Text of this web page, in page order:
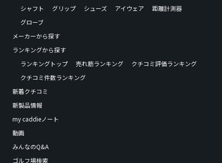
シャフト
グリップ シューズ アイウェア
距離計測器
グローブ
メーカーから探す
ランキングから探す
ランキングトップ
売れ筋ランキング
クチコミ評価ランキング
クチコミ件数ランキング
新着クチコミ
新製品情報
my caddieノート
動画
みんなのQ&A
ゴルフ場検索